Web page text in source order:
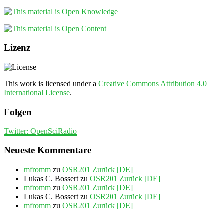
Lizenz
This work is licensed under a Creative Commons Attribution 4.0
International License.
Folgen
Twitter: OpenSciRadio
Neueste Kommentare
mfromm zu OSR201 Zurück [DE]
Lukas C. Bossert zu OSR201 Zurück [DE]
mfromm zu OSR201 Zurück [DE]
Lukas C. Bossert zu OSR201 Zurück [DE]
mfromm zu OSR201 Zurück [DE]